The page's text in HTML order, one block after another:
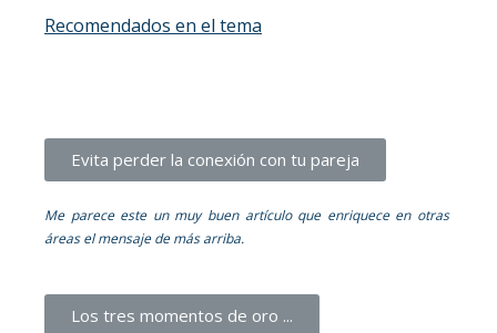
Recomendados en el tema
Evita perder la conexión con tu pareja
Me parece este un muy buen artículo que enriquece en otras
áreas el mensaje de más arriba.
Los tres momentos de oro ...